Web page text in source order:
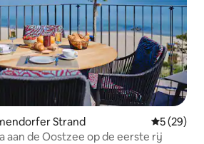
Strand
5 (29)
aan de Oostzee op de eerste rij